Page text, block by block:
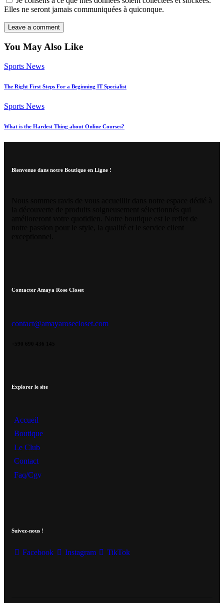
Elles ne seront jamais communiquées à quiconque.
You May Also Like
Sports News
The Right First Steps For a Beginning IT Specialist
Sports News
What is the Hardest Thing about Online Courses?
Bienvenue dans notre Boutique en Ligne !
Contacter Amaya Rose Closet
contact@amayarosecloset.com
Explorer le site
Accueil
Boutique
Le Club
Contact
Faq/Cgv
Suivez-nous !
Facebook Instagram TikTok